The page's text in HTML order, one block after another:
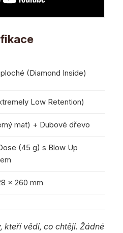
(Diamond Inside)
Low Retention)
mat) + Dubové dřevo
(45 g) s Blow Up
x 260 mm
kteří vědí, co chtějí. Žádné